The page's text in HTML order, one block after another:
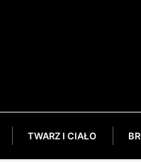
TWARZ I CIAŁO